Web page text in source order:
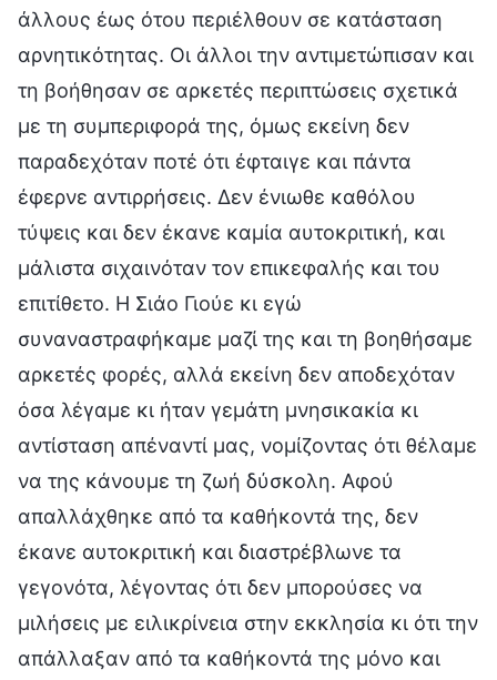
άλλους έως ότου περιέλθουν σε κατάσταση
αρνητικότητας. Οι άλλοι την αντιμετώπισαν και
τη βοήθησαν σε αρκετές περιπτώσεις σχετικά
με τη συμπεριφορά της, όμως εκείνη δεν
παραδεχόταν ποτέ ότι έφταιγε και πάντα
έφερνε αντιρρήσεις. Δεν ένιωθε καθόλου
τύψεις και δεν έκανε καμία αυτοκριτική, και
μάλιστα σιχαινόταν τον επικεφαλής και του
επιτίθετο. Η Σιάο Γιούε κι εγώ
συναναστραφήκαμε μαζί της και τη βοηθήσαμε
αρκετές φορές, αλλά εκείνη δεν αποδεχόταν
όσα λέγαμε κι ήταν γεμάτη μνησικακία κι
αντίσταση απέναντί μας, νομίζοντας ότι θέλαμε
να της κάνουμε τη ζωή δύσκολη. Αφού
απαλλάχθηκε από τα καθήκοντά της, δεν
έκανε αυτοκριτική και διαστρέβλωνε τα
γεγονότα, λέγοντας ότι δεν μπορούσες να
μιλήσεις με ειλικρίνεια στην εκκλησία κι ότι την
απάλλαξαν από τα καθήκοντά της μόνο και